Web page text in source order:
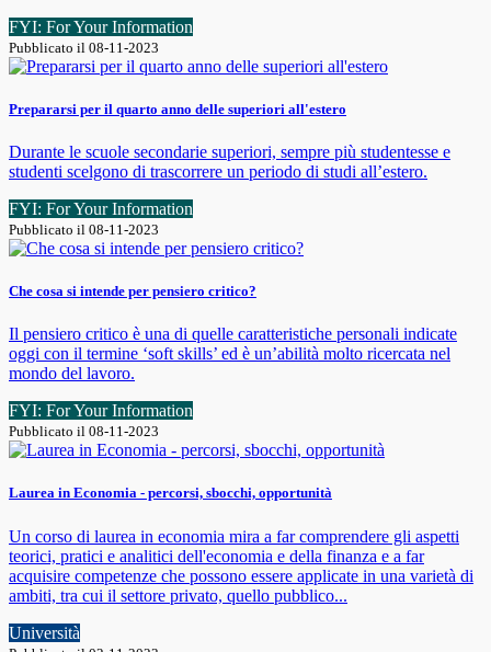
FYI: For Your Information
Pubblicato il 08-11-2023
Prepararsi per il quarto anno delle superiori all'estero
Durante le scuole secondarie superiori, sempre più studentesse e
studenti scelgono di trascorrere un periodo di studi all’estero.
FYI: For Your Information
Pubblicato il 08-11-2023
Che cosa si intende per pensiero critico?
Il pensiero critico è una di quelle caratteristiche personali indicate
oggi con il termine ‘soft skills’ ed è un’abilità molto ricercata nel
mondo del lavoro.
FYI: For Your Information
Pubblicato il 08-11-2023
Laurea in Economia - percorsi, sbocchi, opportunità
Un corso di laurea in economia mira a far comprendere gli aspetti
teorici, pratici e analitici dell'economia e della finanza e a far
acquisire competenze che possono essere applicate in una varietà di
ambiti, tra cui il settore privato, quello pubblico...
Università